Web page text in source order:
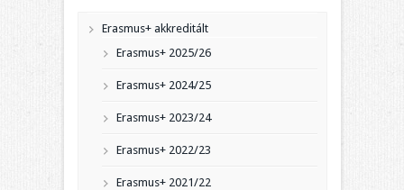
Erasmus+ akkreditált
Erasmus+ 2025/26
Erasmus+ 2024/25
Erasmus+ 2023/24
Erasmus+ 2022/23
Erasmus+ 2021/22